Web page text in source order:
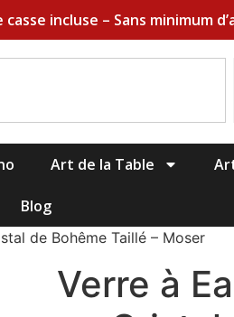
incluse – Sans minimum
Art de la Table
Blog
de Bohême Taillé – Moser
Verre à